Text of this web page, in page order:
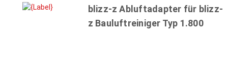
blizz-z Abluftadapter für blizz-
z Bauluftreiniger Typ 1.800